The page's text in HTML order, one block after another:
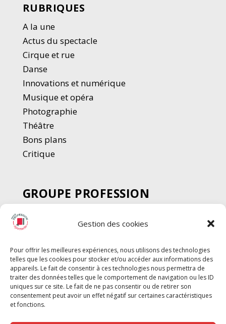
Gestion des cookies
Pour offrir les meilleures expériences, nous utilisons des technologies
telles que les cookies pour stocker et/ou accéder aux informations des
appareils. Le fait de consentir à ces technologies nous permettra de
traiter des données telles que le comportement de navigation ou les ID
uniques sur ce site. Le fait de ne pas consentir ou de retirer son
consentement peut avoir un effet négatif sur certaines caractéristiques
et fonctions.
RUBRIQUES
A la une
Actus du spectacle
Cirque et rue
Danse
Innovations et numérique
Musique et opéra
Photographie
Théâtre
Bons plans
Critique
GROUPE PROFESSION
SPECTACLE
Chèque Intermittents
Chèque Compta
Chèque Emploi Spectacle
G-Pods
Profession Audio-visuel